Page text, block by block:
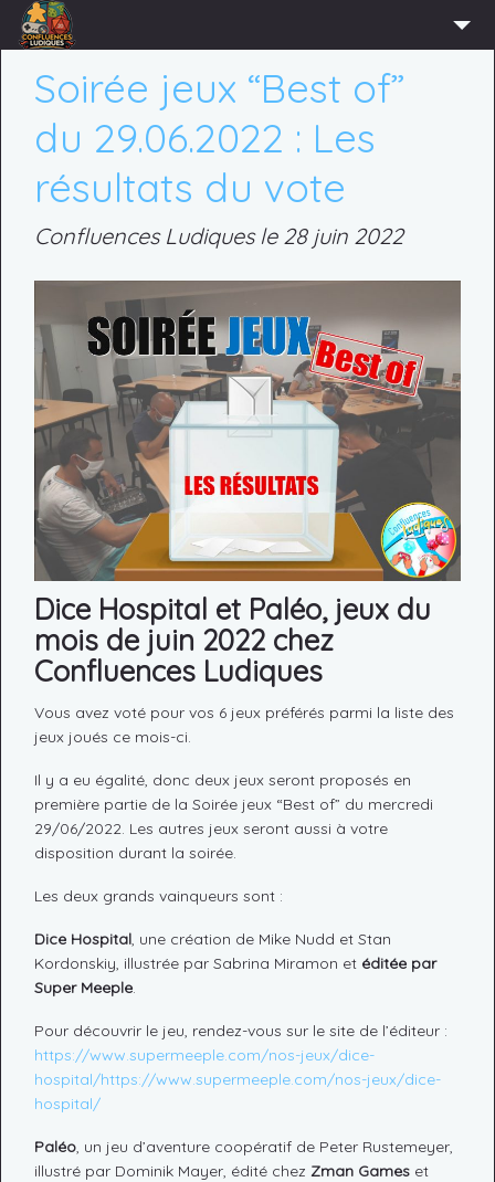
ADHÉRER
AGENDA
ACTUS
PARTENAIRES
PRESSE
CONTACT
CONNEXION
Soirée jeux “Best of”
du 29.06.2022 : Les
résultats du vote
Confluences Ludiques le 28 juin 2022
Dice Hospital et Paléo, jeux du
mois de juin 2022 chez
Confluences Ludiques
Vous avez voté pour vos 6 jeux préférés parmi la liste des
jeux joués ce mois-ci.
Il y a eu égalité, donc deux jeux seront proposés en
première partie de la Soirée jeux “Best of” du mercredi
29/06/2022. Les autres jeux seront aussi à votre
disposition durant la soirée.
Les deux grands vainqueurs sont :
Dice Hospital, une création de Mike Nudd et Stan
Kordonskiy, illustrée par Sabrina Miramon et éditée par
Super Meeple.
Pour découvrir le jeu, rendez-vous sur le site de l’éditeur :
https://www.supermeeple.com/nos-jeux/dice-
hospital/https://www.supermeeple.com/nos-jeux/dice-
hospital/
Paléo, un jeu d’aventure coopératif de Peter Rustemeyer,
illustré par Dominik Mayer, édité chez Zman Games et